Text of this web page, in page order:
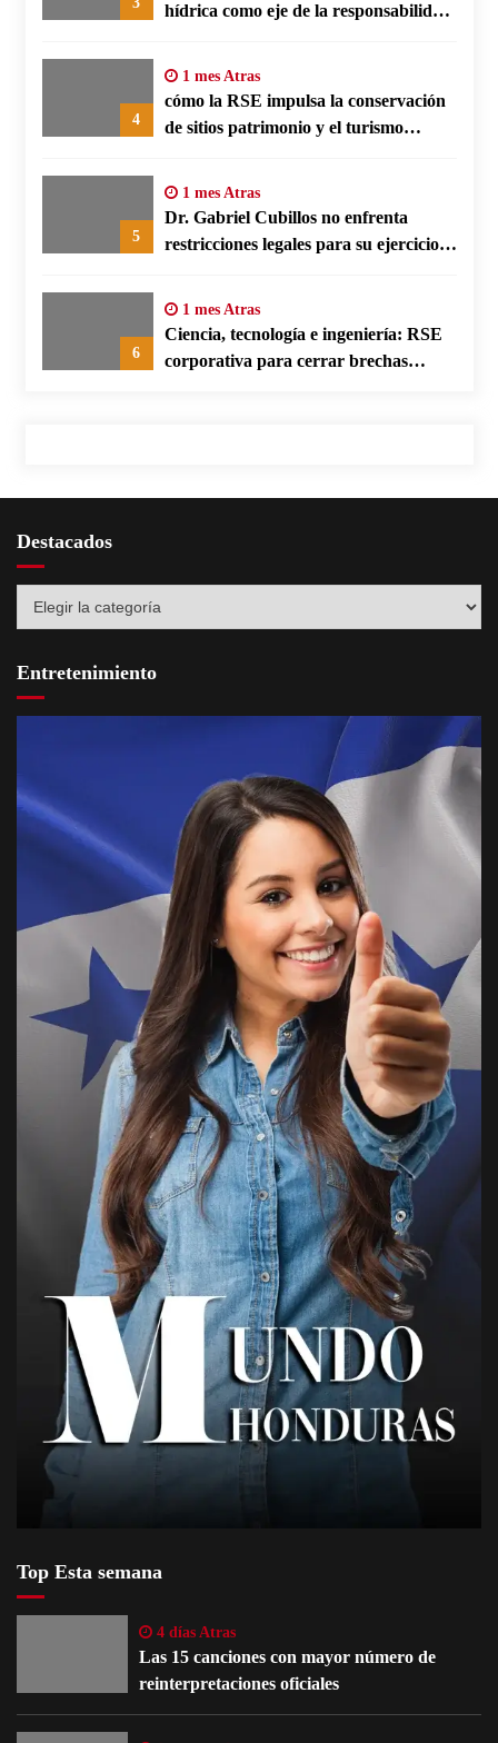
hídrica como eje de la responsabilidad
4
1 mes Atras
cómo la RSE impulsa la conservación
de sitios patrimonio y el turismo
5
1 mes Atras
Dr. Gabriel Cubillos no enfrenta
restricciones legales para su ejercicio,
6
1 mes Atras
Ciencia, tecnología e ingeniería: RSE
corporativa para cerrar brechas
Destacados
Entretenimiento
Top Esta semana
4 días Atras
Las 15 canciones con mayor número de
reinterpretaciones oficiales